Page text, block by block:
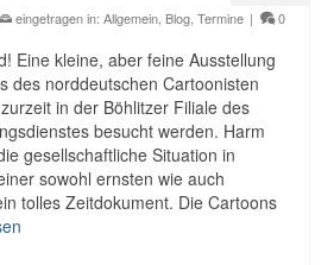
eingetragen in: Allgemein Blog Termine | 0
Eine kleine, aber feine Ausstellung
des norddeutschen Cartoonisten
in der Böhlitzer Filiale des
besucht werden. Harm
gesellschaftliche Situation in
sowohl ernsten wie auch
tolles Zeitdokument. Die Cartoons